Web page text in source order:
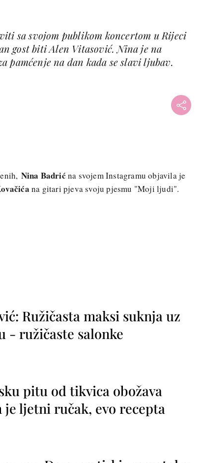
sa svojom publikom koncertom u Rijeci
gost biti Alen Vitasović. Nina je na
pamćenje na dan kada se slavi ljubav.
Nina Badrić na svojem Instagramu objavila je
na gitari pjeva svoju pjesmu "Moji ljudi".
Ružičasta maksi suknja uz
- ružičaste salonke
pitu od tikvica obožava
ljetni ručak, evo recepta